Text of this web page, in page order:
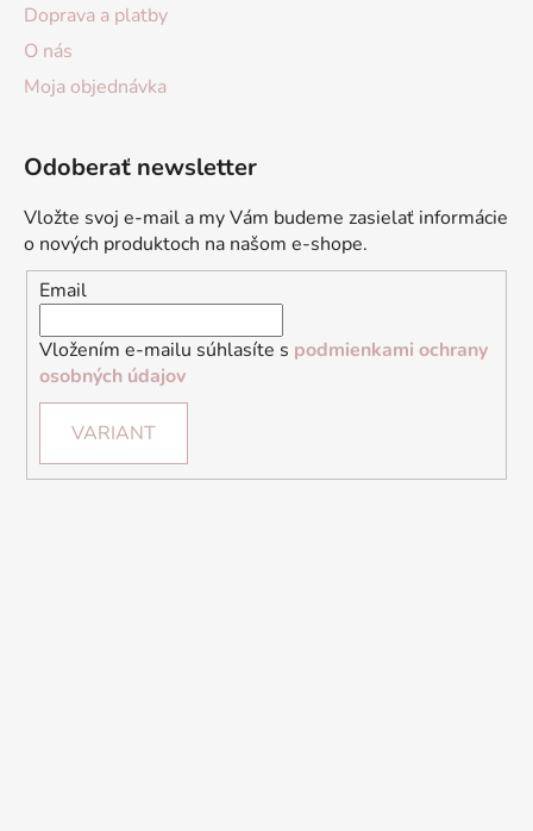
Doprava a platby
O nás
Moja objednávka
Odoberať newsletter
Vložte svoj e-mail a my Vám budeme zasielať informácie
o nových produktoch na našom e-shope.
Email
Vložením e-mailu súhlasíte s podmienkami ochrany
osobných údajov
VARIANT